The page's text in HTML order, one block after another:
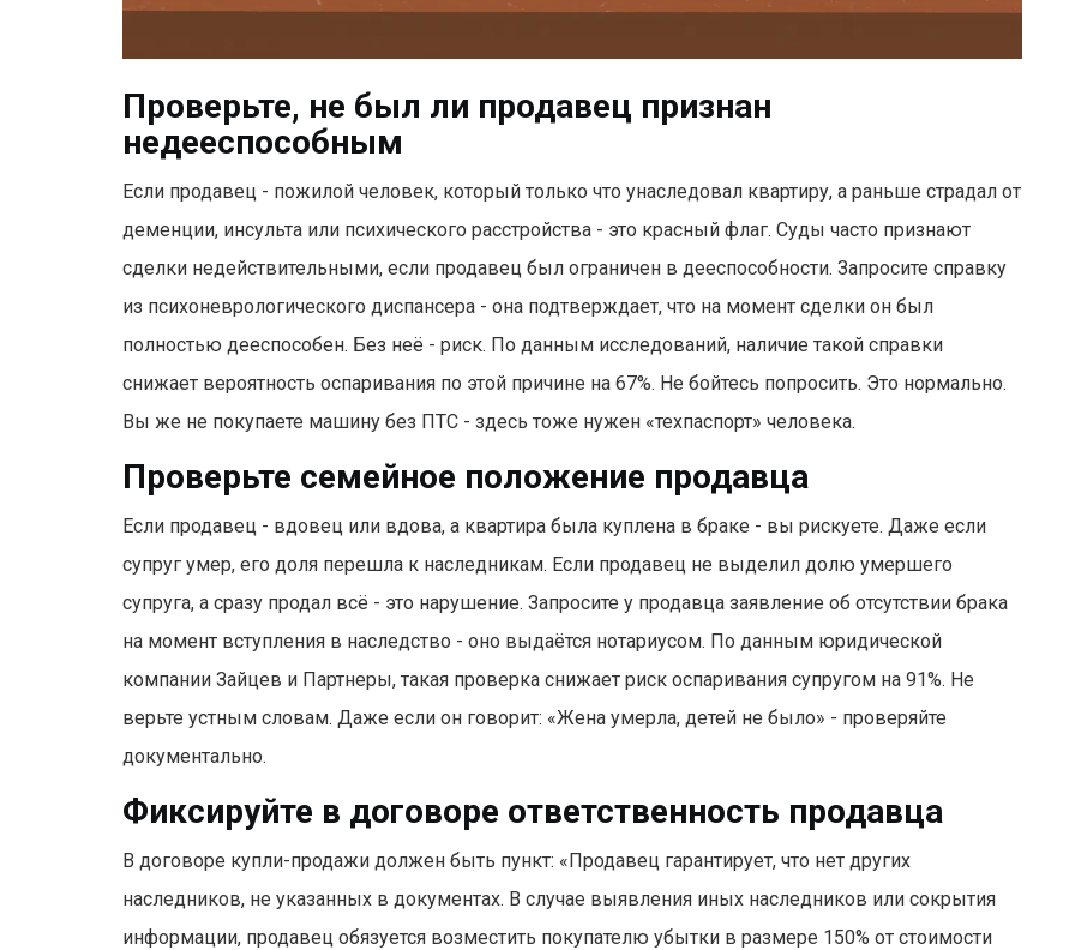
Проверьте, не был ли продавец признан
недееспособным
Если продавец - пожилой человек, который только что унаследовал квартиру, а раньше страдал от
деменции, инсульта или психического расстройства - это красный флаг. Суды часто признают
сделки недействительными, если продавец был ограничен в дееспособности. Запросите справку
из психоневрологического диспансера - она подтверждает, что на момент сделки он был
полностью дееспособен. Без неё - риск. По данным исследований, наличие такой справки
снижает вероятность оспаривания по этой причине на 67%. Не бойтесь попросить. Это нормально.
Вы же не покупаете машину без ПТС - здесь тоже нужен «техпаспорт» человека.
Проверьте семейное положение продавца
Если продавец - вдовец или вдова, а квартира была куплена в браке - вы рискуете. Даже если
супруг умер, его доля перешла к наследникам. Если продавец не выделил долю умершего
супруга, а сразу продал всё - это нарушение. Запросите у продавца заявление об отсутствии брака
на момент вступления в наследство - оно выдаётся нотариусом. По данным юридической
компании Зайцев и Партнеры, такая проверка снижает риск оспаривания супругом на 91%. Не
верьте устным словам. Даже если он говорит: «Жена умерла, детей не было» - проверяйте
документально.
Фиксируйте в договоре ответственность продавца
В договоре купли-продажи должен быть пункт: «Продавец гарантирует, что нет других
наследников, не указанных в документах. В случае выявления иных наследников или сокрытия
информации, продавец обязуется возместить покупателю убытки в размере 150% от стоимости